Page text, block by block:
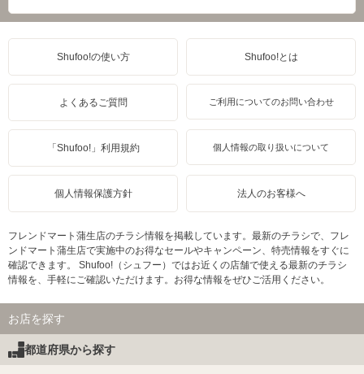
Shufoo!の使い方 Shufoo!とは
よくあるご質問 ご利用についてのお問い合わせ
「Shufoo!」利用規約 個人情報の取り扱いについて
個人情報保護方針 法人のお客様へ
フレンドマート蒲生店のチラシ情報を掲載しています。最新のチラシで、フレ
ンドマート蒲生店で実施中のお得なセールやキャンペーン、特売情報をすぐに
確認できます。 Shufoo!（シュフー）ではお近くの店舗で使える最新のチラシ
情報を、手軽にご確認いただけます。お得な情報をぜひご活用ください。
お店を探す
都道府県から探す